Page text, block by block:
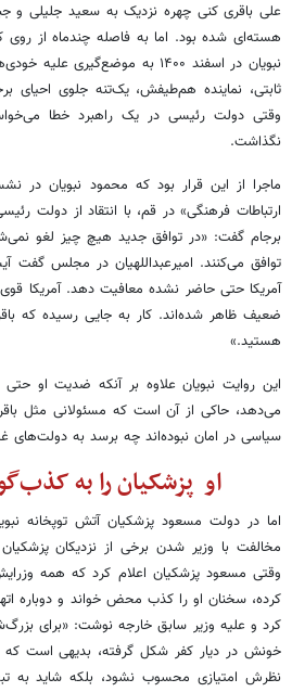
علی باقری کنی چهره نزدیک به سعید جلیلی و
هسته‌ای شده بود. اما به فاصله چندماه از
نبویان در اسفند ۱۴۰۰ به
ثابتی، نماینده هم‌طیفش، یک‌تنه جلوی احیای
وقتی دولت رئیسی در یک راهبرد خطا
نگذاشت.
ماجرا از این قرار بود که محمود نبویان در
ارتباطات فرهنگی» در قم، با انتقاد از دولت
برجام گفت: «در توافق جدید هیچ چیز لغو
توافق می‌کنند. امیرعبداللهیان در مجلس گفت
آمریکا حتی حاضر نشده معافیت دهد. آمریکا
ضعیف ظاهر شده‌اند. کار به جایی رسیده که
هستید.»
این روایت نبویان علاوه بر آنکه ضدیت او
می‌دهد، حاکی از آن است که مسئولانی مثل
سیاسی در امان نبوده‌اند چه برسد به دولت‌های
او پزشکیان را به
اما در دولت مسعود پزشکیان آتش توپخانه‌
مخالفت با وزیر شدن برخی از نزدیکان
وقتی مسعود پزشکیان اعلام کرد که همه
کرده، سخنان او را کذب محض خواند و دوباره
کرد و علیه وزیر سابق خارجه نوشت: «برای
خونش در دیار کفر شکل گرفته، بدیهی است
نظرش امتیازی محسوب نشود، بلکه شاید به تبع